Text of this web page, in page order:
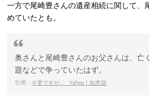
一方で尾崎豊さんの遺産相続に関して、
めていたとも。
奥さんと尾崎豊さんのお父さんは、亡
題などで争っていたはず。
引用： 今更ですが… Yahoo！知恵袋